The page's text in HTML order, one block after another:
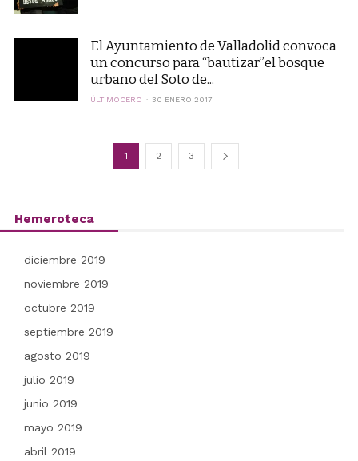
El Ayuntamiento de Valladolid convoca
un concurso para “bautizar”el bosque
urbano del Soto de...
ÚLTIMOCERO 30 ENERO 2017
1 2 3
Hemeroteca
diciembre 2019
noviembre 2019
octubre 2019
septiembre 2019
agosto 2019
julio 2019
junio 2019
mayo 2019
abril 2019